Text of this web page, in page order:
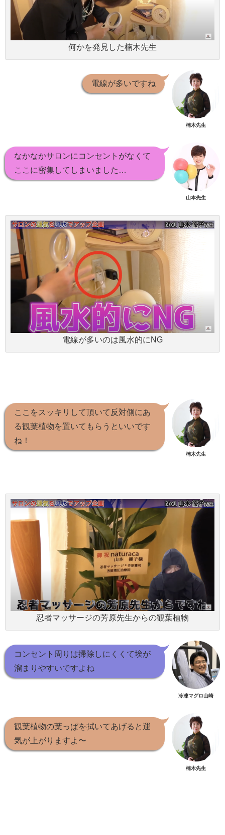
何かを発見した楠木先生
電線が多いですね
楠木先生
なかなかサロンにコンセントがなくて
ここに密集してしまいました…
山本先生
電線が多いのは風水的にNG
ここをスッキリして頂いて反対側にあ
る観葉植物を置いてもらうといいです
ね！
楠木先生
忍者マッサージの芳原先生からの観葉植物
コンセント周りは掃除しにくくて埃が
溜まりやすいですよね
冷凍マグロ山崎
観葉植物の葉っぱを拭いてあげると運
気が上がりますよ〜
楠木先生